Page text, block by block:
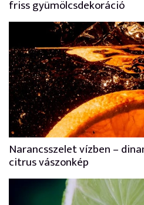
friss gyümölcsdekoráció
Narancsszelet vízben –
citrus vászonkép